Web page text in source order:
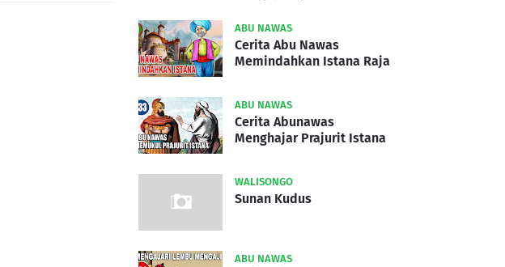
ABU NAWAS
Cerita Abu Nawas
Memindahkan Istana Raja
ABU NAWAS
Cerita Abunawas
Menghajar Prajurit Istana
WALISONGO
Sunan Kudus
ABU NAWAS